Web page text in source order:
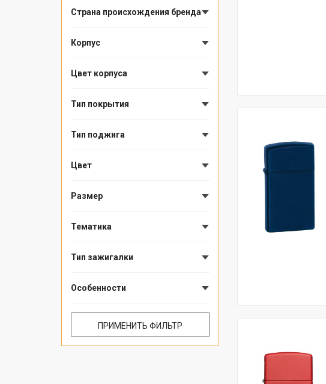
Страна происхождения бренда
Корпус
Цвет корпуса
Тип покрытия
Тип поджига
Цвет
Размер
Тематика
Тип зажигалки
Особенности